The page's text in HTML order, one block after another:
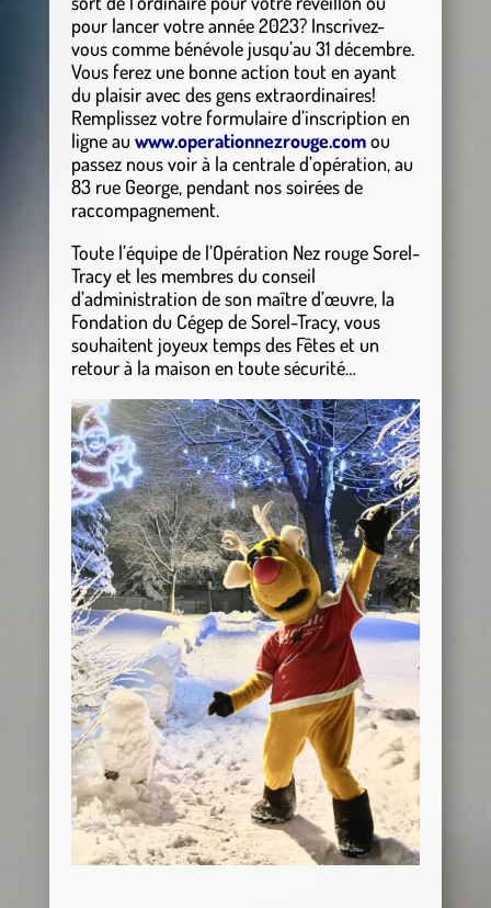
pour lancer votre année 2023? Inscrivez-
vous comme bénévole jusqu’au 31 décembre.
Vous ferez une bonne action tout en ayant
du plaisir avec des gens extraordinaires!
Remplissez votre formulaire d’inscription en
ligne au www.operationnezrouge.comou
passez nous voir à la centrale d’opération, au
83 rue George, pendant nos soirées de
raccompagnement.
Toute l’équipe de l’Opération Nez rouge Sorel-
Tracy et les membres du conseil
d’administration de son maître d’œuvre, la
Fondation du Cégep de Sorel-Tracy, vous
souhaitent joyeux temps des Fêtes et un
retour à la maison en toute sécurité…